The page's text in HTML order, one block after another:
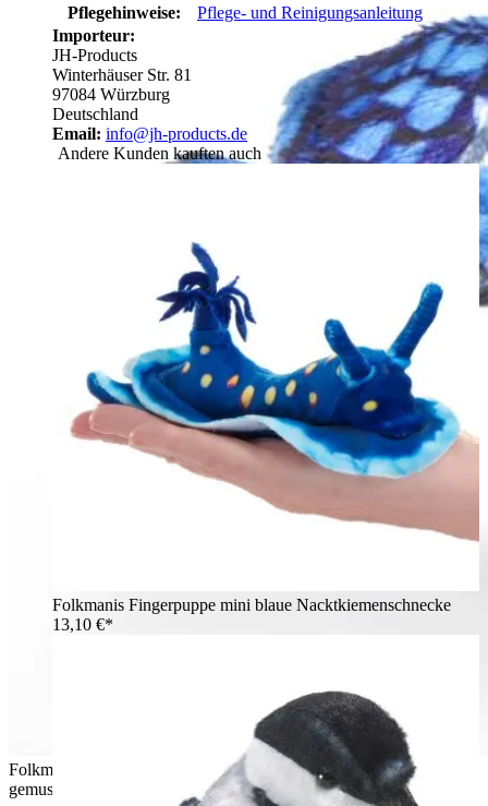
Folkmanis Fingerpuppe mini Blauhäher mit blau-weiß
gemustertem Gefieder und schwarzen Füßen, Schrägansicht
Pflegehinweise:
Pflege- und Reinigungsanleitung
Importeur:
JH-Products
Winterhäuser Str. 81
97084 Würzburg
Deutschland
Email: info@jh-products.de
Andere Kunden kauften auch
Folkmanis Fingerpuppe mini blaue Nacktkiemenschnecke
13,10 €*